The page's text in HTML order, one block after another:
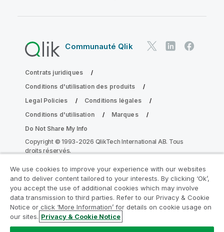
Communauté Qlik
Contrats juridiques
Conditions d'utilisation des produits
Legal Policies
Conditions légales
Conditions d'utilisation
Marques
Do Not Share My Info
Copyright © 1993-2026 QlikTech International AB. Tous
droits réservés.
Rejoignez le Programme de
modernisation analytique
Modernisez votre système sans compromettre vos
We use cookies to improve your experience with our websites
and to deliver content tailored to your interests. By clicking ‘Ok’,
you accept the use of additional cookies which may involve
data transmission to third parties. Refer to our Privacy & Cookie
Notice or click ‘More Information’ for details on cookie usage on
our sites. Privacy & Cookie Notice